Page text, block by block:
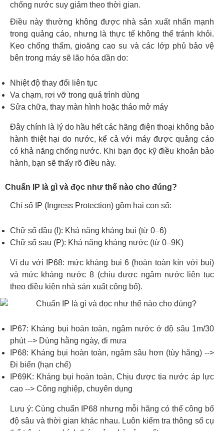
chống nước suy giảm theo thời gian.
Điều này thường không được nhà sản xuất nhấn mạnh
trong quảng cáo, nhưng là thực tế không thể tránh khỏi.
Keo chống thấm, gioăng cao su và các lớp phủ bảo vệ
bên trong máy sẽ lão hóa dần do:
Nhiệt độ thay đổi liên tục
Va chạm, rơi vỡ trong quá trình dùng
Sửa chữa, thay màn hình hoặc tháo mở máy
Đây chính là lý do hầu hết các hãng điện thoại không bảo
hành thiệt hại do nước, kể cả với máy được quảng cáo
có khả năng chống nước. Khi bạn đọc kỹ điều khoản bảo
hành, bạn sẽ thấy rõ điều này.
Chuẩn IP là gì và đọc như thế nào cho đúng?
Chỉ số IP (Ingress Protection) gồm hai con số:
Chữ số đầu (I): Khả năng kháng bụi (từ 0–6)
Chữ số sau (P): Khả năng kháng nước (từ 0–9K)
Ví dụ với IP68: mức kháng bụi 6 (hoàn toàn kín với bụi)
và mức kháng nước 8 (chịu được ngâm nước liên tục
theo điều kiện nhà sản xuất công bố).
IP67: Kháng bụi hoàn toàn, ngâm nước ở độ sâu 1m/30
phút --> Dùng hằng ngày, đi mưa
IP68: Kháng bụi hoàn toàn, ngâm sâu hơn (tùy hãng) -->
Đi biển (hạn chế)
IP69K: Kháng bụi hoàn toàn, Chịu được tia nước áp lực
cao --> Công nghiệp, chuyên dụng
Lưu ý: Cùng chuẩn IP68 nhưng mỗi hãng có thể công bố
độ sâu và thời gian khác nhau. Luôn kiểm tra thông số cụ